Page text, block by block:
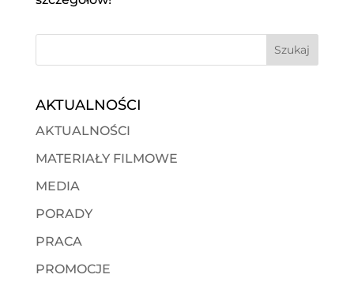
AKTUALNOŚCI
AKTUALNOŚCI
MATERIAŁY FILMOWE
MEDIA
PORADY
PRACA
PROMOCJE